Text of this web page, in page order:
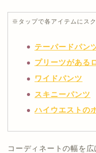
※タップで各アイテムにスク
テーパードパン
プリーツがある
ワイドパンツ
スキニーパンツ
ハイウエストの
コーディネートの幅を広